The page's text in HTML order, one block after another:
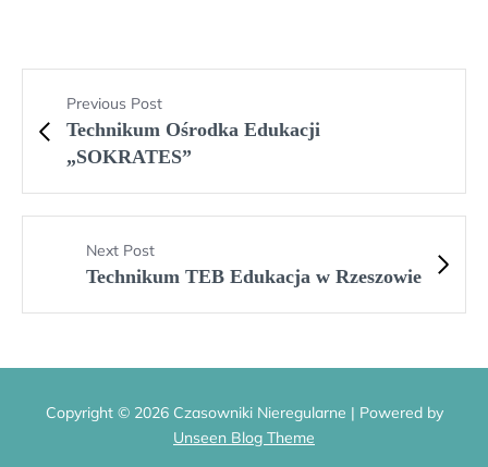
Previous Post
Technikum Ośrodka Edukacji
„SOKRATES”
Next Post
Technikum TEB Edukacja w Rzeszowie
Copyright © 2026 Czasowniki Nieregularne | Powered by
Unseen Blog Theme